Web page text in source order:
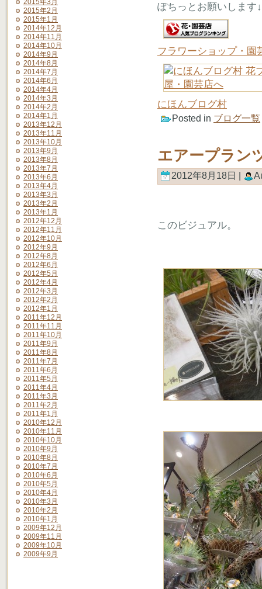
2015年3月
2015年2月
2015年1月
2014年12月
2014年11月
2014年10月
2014年9月
2014年8月
2014年7月
2014年6月
2014年4月
2014年3月
2014年2月
2014年1月
2013年12月
2013年11月
2013年10月
2013年9月
2013年8月
2013年7月
2013年6月
2013年4月
2013年3月
2013年2月
2013年1月
2012年12月
2012年11月
2012年10月
2012年9月
2012年8月
2012年6月
2012年5月
2012年4月
2012年3月
2012年2月
2012年1月
2011年12月
2011年11月
2011年10月
2011年9月
2011年8月
2011年7月
2011年6月
2011年5月
2011年4月
2011年3月
2011年2月
2011年1月
2010年12月
2010年11月
2010年10月
2010年9月
2010年8月
2010年7月
2010年6月
2010年5月
2010年4月
2010年3月
2010年2月
2010年1月
2009年12月
2009年11月
2009年10月
2009年9月
ぽちっとお願いします↓
フラワーショップ・園
にほんブログ村
Posted in ブログ一覧
エアープラン
2012年8月18日 |
このビジュアル。